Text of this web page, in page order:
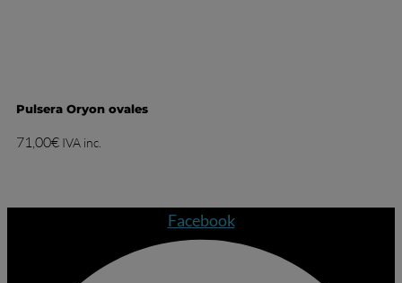
Pulsera Oryon ovales
71,00€ IVA inc.
Facebook